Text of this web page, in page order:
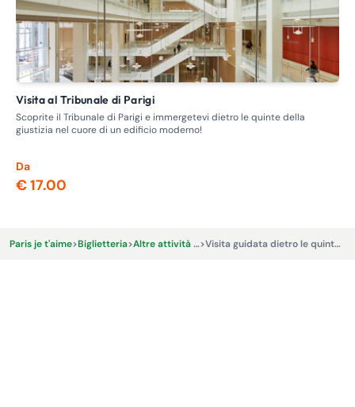
Visita al Tribunale di Parigi
Scoprite il Tribunale di Parigi e immergetevi dietro le quinte della
giustizia nel cuore di un edificio moderno!
Da
€ 17.00
Paris je t'aime>Biglietteria> Altre attività ed esperienze> Visita guidata dietro le quinte dello stadio Roland-Garros